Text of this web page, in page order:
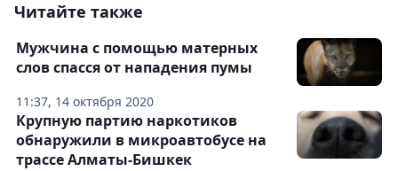
Читайте также
11:37, 14 октября 2020
Мужчина с помощью матерных
слов спасся от нападения пумы
Крупную партию наркотиков
обнаружили в микроавтобусе на
трассе Алматы-Бишкек